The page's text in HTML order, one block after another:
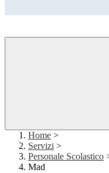
Home >
Servizi >
Personale Scolastico
Mad